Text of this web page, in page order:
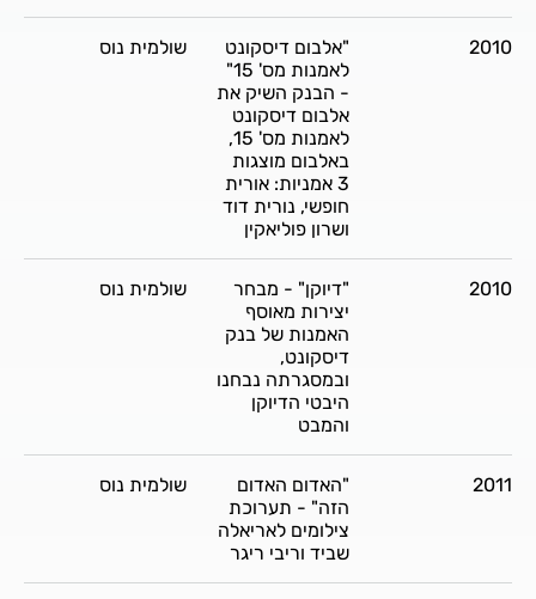
2010
"אלבום דיסקונט
לאמנות מס' 15"
- הבנק השיק את
אלבום דיסקונט
לאמנות מס' 15,
באלבום מוצגות
3 אמניות: אורית
חופשי, נורית דוד
ושרון פוליאקין
שולמית נוס
2010
"דיוקן" - מבחר
יצירות מאוסף
האמנות של בנק
דיסקונט,
ובמסגרתה נבחנו
היבטי הדיוקן
והמבט
שולמית נוס
2011
"האדום האדום
הזה" - תערוכת
צילומים לאריאלה
שביד וריבי ריגר
שולמית נוס